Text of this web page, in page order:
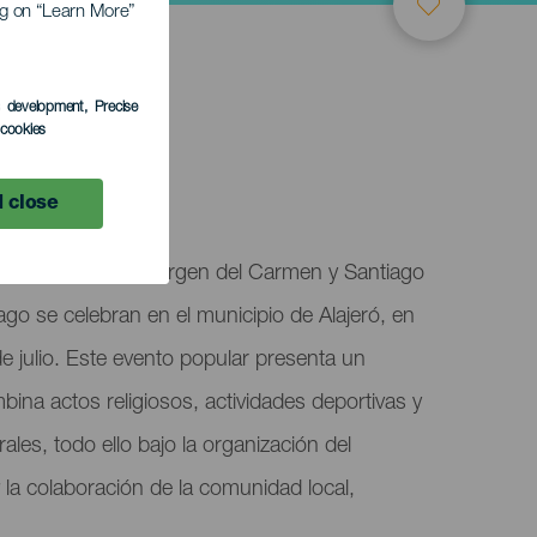
on “Learn More”
development, Precise
close
Señora la Virgen del Carmen y Santiago
se celebran en el municipio de Alajeró, en
julio. Este evento popular presenta un
actos religiosos, actividades deportivas y
todo ello bajo la organización del
colaboración de la comunidad local,